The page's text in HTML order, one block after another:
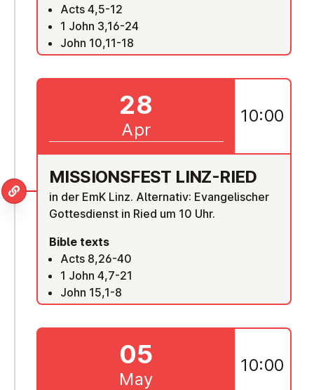
Acts 4,5-12
1 John 3,16-24
John 10,11-18
MIS­SIONSFEST LINZ-RIED
in der EmK Linz. Alternativ: Evangelischer
Gottesdienst in Ried um 10 Uhr.
Bible texts
Acts 8,26-40
1 John 4,7-21
John 15,1-8
28
Apr
10:00
05
May
10:00